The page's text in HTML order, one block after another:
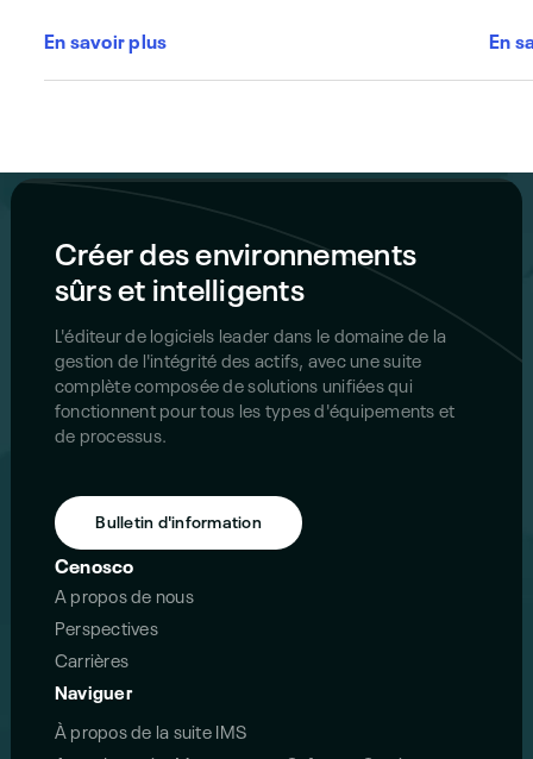
En savoir plus En
Créer des environnements
sûrs et intelligents
L'éditeur de logiciels leader dans le domaine de la
gestion de l'intégrité des actifs, avec une suite
complète composée de solutions unifiées qui
fonctionnent pour tous les types d'équipements et
de processus.
Bulletin d'information
Naviguer
À propos de la suite IMS
Cenosco
A propos de nous
Perspectives
Carrières